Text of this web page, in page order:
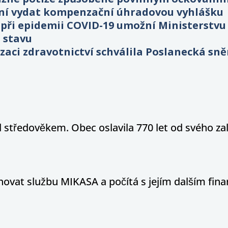
vydat kompenzační úhradovou vyhlášku
epidemii COVID-19 umožní
zdravotnictví schválila Poslanecká
Obec oslavila 770 let od svého
službu MIKASA a počítá s jejím dalším